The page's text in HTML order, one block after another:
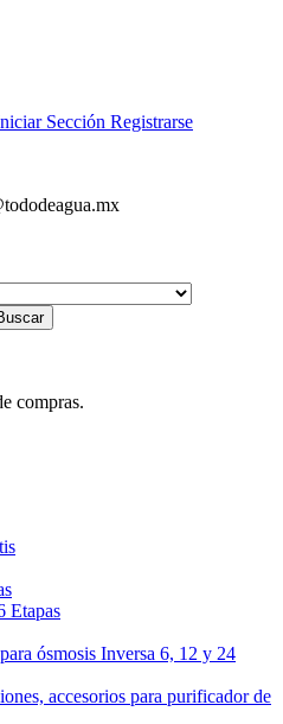
Sección Registrarse
compras.
Etapas
ósmosis Inversa 6, 12 y 24
accesorios para purificador de